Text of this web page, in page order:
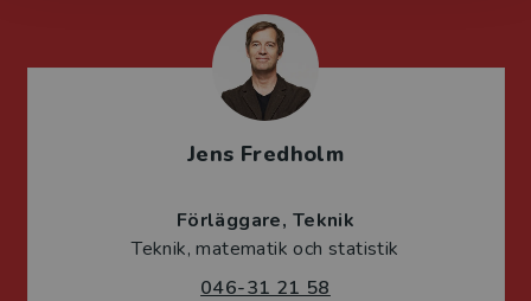
Jens Fredholm
Förläggare Teknik
Teknik, matematik och statistik
046-31 21 58